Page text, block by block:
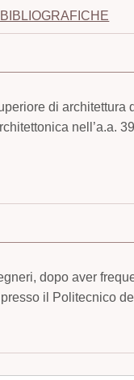
di
nell’a.a.
dopo aver
il Politecnico